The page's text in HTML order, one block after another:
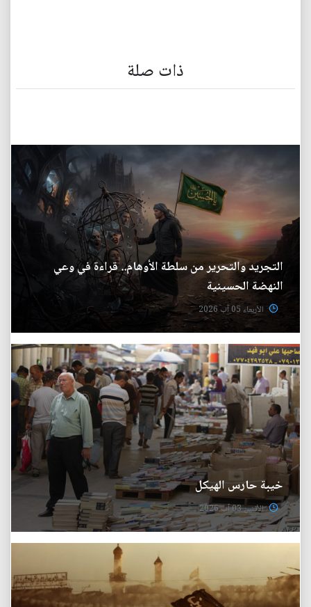
ذات صلة
التجريد والتحرير من سلطة الأوهام.. قراءة في وعي
النهضة الحسينية
الأربعاء 05 آب 2026
خيبة حارس الهيكل
الأثنين 03 آب 2026